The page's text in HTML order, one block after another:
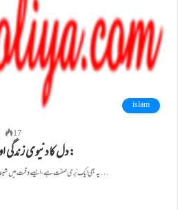
islam
17
دل کادنیوی زندگی اور اس کے متعلقات سے محبت کرنا:
یہ بھی ایک بُری صفت ہے، ایسے وقت میں شیطان خودبچے دیتا ہے اور انسان کے لئے آلات لہواور اللہ…